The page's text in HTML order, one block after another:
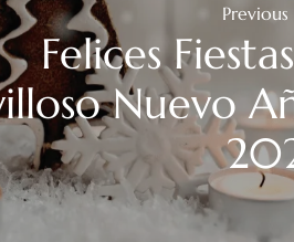
Previous
Felices
Nuevo